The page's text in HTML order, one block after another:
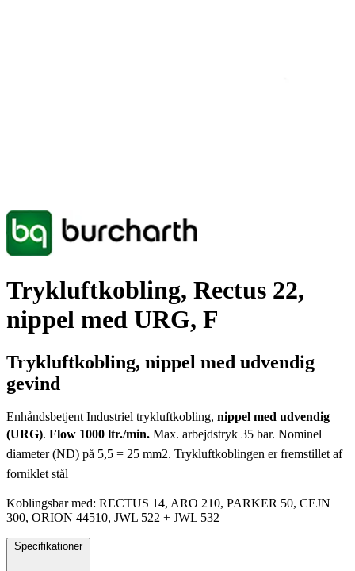
Trykluftkobling, Rectus 22,
nippel med URG, F
Trykluftkobling, nippel med udvendig
gevind
Enhåndsbetjent Industriel trykluftkobling, nippel med udvendig
(URG). Flow 1000 ltr./min. Max. arbejdstryk 35 bar. Nominel
diameter (ND) på 5,5 = 25 mm2. Trykluftkoblingen er fremstillet af
forniklet stål
Koblingsbar med: RECTUS 14, ARO 210, PARKER 50, CEJN
300, ORION 44510, JWL 522 + JWL 532
Specifikationer